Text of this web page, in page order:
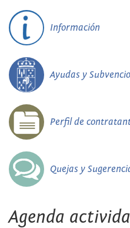
Información
Ayudas y
Perfil de
Quejas y
Agenda